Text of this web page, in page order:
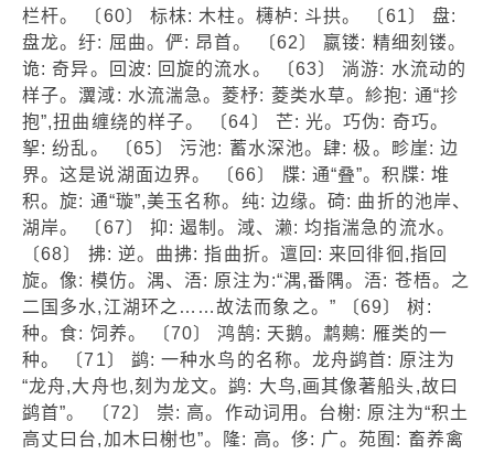
栏杆。 〔60〕 标枺: 木柱。欂栌: 斗拱。 〔61〕 盘:
盘龙。纡: 屈曲。俨: 昂首。 〔62〕 嬴镂: 精细刻镂。
诡: 奇异。回波: 回旋的流水。 〔63〕 淌游: 水流动的
样子。瀷淢: 水流湍急。菱杼: 菱类水草。紾抱: 通“抮
抱”,扭曲缠绕的样子。 〔64〕 芒: 光。巧伪: 奇巧。
挐: 纷乱。 〔65〕 污池: 蓄水深池。肆: 极。畛崖: 边
界。这是说湖面边界。 〔66〕 牒: 通“叠”。积牒: 堆
积。旋: 通“璇”,美玉名称。纯: 边缘。碕: 曲折的池岸、
湖岸。 〔67〕 抑: 遏制。淢、濑: 均指湍急的流水。
〔68〕 拂: 逆。曲拂: 指曲折。邅回: 来回徘徊,指回
旋。像: 模仿。湡、浯: 原注为:“湡,番隅。浯: 苍梧。之
二国多水,江湖环之……故法而象之。” 〔69〕 树:
种。食: 饲养。 〔70〕 鸿鹄: 天鹅。鹔鷞: 雁类的一
种。 〔71〕 鹢: 一种水鸟的名称。龙舟鹢首: 原注为
“龙舟,大舟也,刻为龙文。鹢: 大鸟,画其像著船头,故曰
鹢首”。 〔72〕 崇: 高。作动词用。台榭: 原注为“积土
高丈曰台,加木曰榭也”。隆: 高。侈: 广。苑囿: 畜养禽